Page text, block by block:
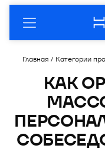
О нас
Комплаенc
Кейсы
Рейтинги
Продукты
Модус -
бизнес-процессов
Модус.Взыскание
Купол - продукты
информационной
Партнеры
Продукты
Партнерская
Пресс-центр
Новости
Мероприятия
Главная / Категории
КАК